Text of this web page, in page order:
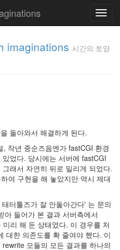
imaginations 시간의 토양
돌아와서 해결하게 된다.
작년 중순즈음엔가 fastCGI 환경
었다. 당시에는 서버에 fastCGI
래서 자연히 뒤로 밀리게 되었다.
여 구현을 해 놓았지만 역시 제대
터툴즈가 잘 안돌아간다' 는 문의
아 들어가 본 결과 서버측에서
리 해 둔 상태였다. 이 경우를 처
대한 의존도를 확 줄여야 했다. 이
모듈의 모든 결과를 하나의